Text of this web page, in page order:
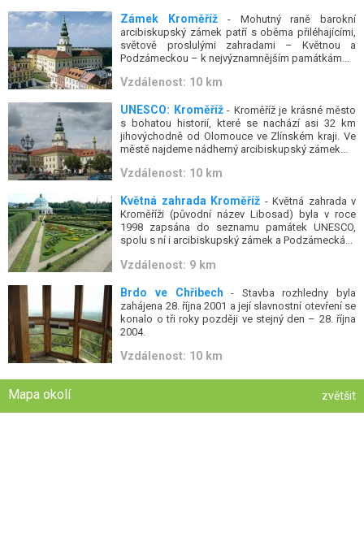
Zámek Kroměříž - Mohutný raně barokní
arcibiskupský zámek patří s oběma přiléhajícími,
světově proslulými zahradami – Květnou a
Podzámeckou – k nejvýznamnějším památkám...
Vzdálenost: 10 km
UNESCO: Kroměříž- Kroměříž je krásné město
s bohatou historií, které se nachází asi 32 km
jihovýchodně od Olomouce ve Zlínském kraji. Ve
městě najdeme nádherný arcibiskupský zámek...
Vzdálenost: 10 km
Květná zahrada Kroměříž - Květná zahrada v
Kroměříži (původní název Libosad) byla v roce
1998 zapsána do seznamu památek UNESCO,
spolu s ní i arcibiskupský zámek a Podzámecká...
Vzdálenost: 9 km
Brdo ve Chřibech - Stavba rozhledny byla
zahájena 28. října 2001 a její slavnostní otevření se
konalo o tři roky později ve stejný den – 28. října
2004.
Vzdálenost: 10 km
Mapa okolí zvětšit